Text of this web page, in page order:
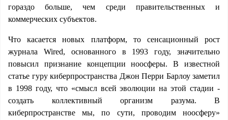
гораздо больше, чем среди правительственных и
коммерческих субъектов.
Что касается новых платформ, то сенсационный рост
журнала Wired, основанного в 1993 году, значительно
повысил признание концепции ноосферы. В известной
статье гуру киберпространства Джон Перри Барлоу заметил
в 1998 году, что «смысл всей эволюции на этой стадии -
создать коллективный организм разума. В
киберпространстве мы, по сути, проводим ноосферу»